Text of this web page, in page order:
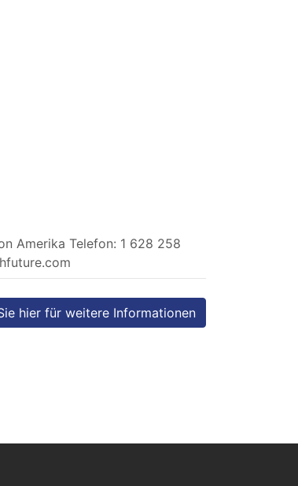
Amerika Telefon: 1 628 258
hier für weitere Informationen